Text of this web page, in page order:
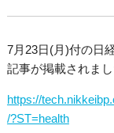
7月23日(月)付の日
記事が掲載されまし
https://
/?ST=health